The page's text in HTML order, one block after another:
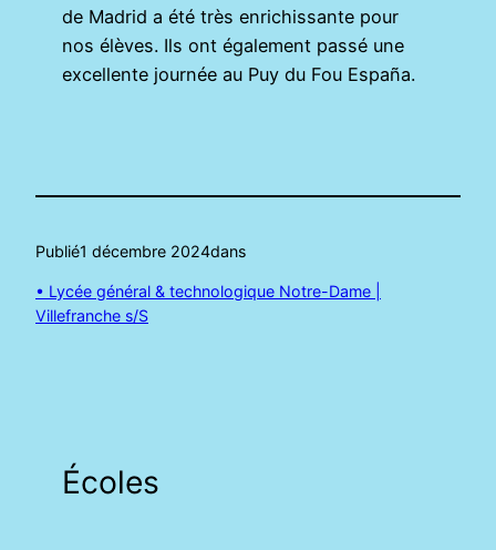
de Madrid a été très enrichissante pour
nos élèves. Ils ont également passé une
excellente journée au Puy du Fou España.
Publié1 décembre 2024dans
• Lycée général & technologique Notre-Dame |
Villefranche s/S
Écoles